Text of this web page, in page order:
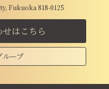
Fukuoka 818-0125
はこちら
ループ